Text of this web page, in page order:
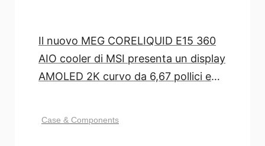
Il nuovo MEG CORELIQUID E15 360
AIO cooler di MSI presenta un display
AMOLED 2K curvo da 6,67 pollici e
Case & Components